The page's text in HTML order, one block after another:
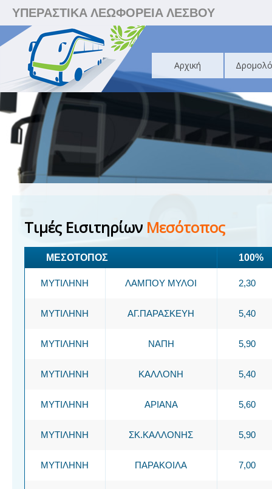
ΥΠΕΡΑΣΤΙΚΑ ΛΕΩΦΟΡΕΙΑ ΛΕΣΒΟΥ
Αρχική
Τιμές Εισιτηρίων Μεσότοπος
ΜΕΣΟΤΟΠΟΣ 100%
ΜΥΤΙΛΗΝΗ ΛΑΜΠΟΥ ΜΥΛΟΙ 2,30
ΜΥΤΙΛΗΝΗ ΑΓ.ΠΑΡΑΣΚΕΥΗ 5,40
ΜΥΤΙΛΗΝΗ ΝΑΠΗ 5,90
ΜΥΤΙΛΗΝΗ ΚΑΛΛΟΝΗ 5,40
ΜΥΤΙΛΗΝΗ ΑΡΙΑΝΑ 5,60
ΜΥΤΙΛΗΝΗ ΣΚ.ΚΑΛΛΟΝΗΣ 5,90
ΜΥΤΙΛΗΝΗ ΠΑΡΑΚΟΙΛΑ 7,00